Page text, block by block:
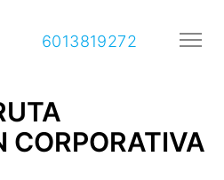
6013819272
CORPORATIVA